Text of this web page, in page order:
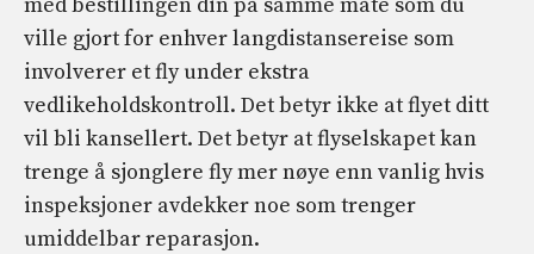
ville gjort for enhver langdistansereise som
involverer et fly under ekstra
vedlikeholdskontroll. Det betyr ikke at flyet ditt
vil bli kansellert. Det betyr at flyselskapet kan
trenge å sjonglere fly mer nøye enn vanlig hvis
inspeksjoner avdekker noe som trenger
umiddelbar reparasjon.